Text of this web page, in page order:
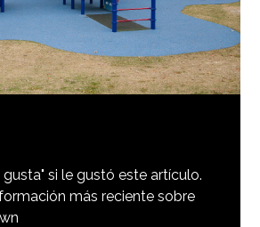
gusta" si le gustó este artículo.
más reciente sobre